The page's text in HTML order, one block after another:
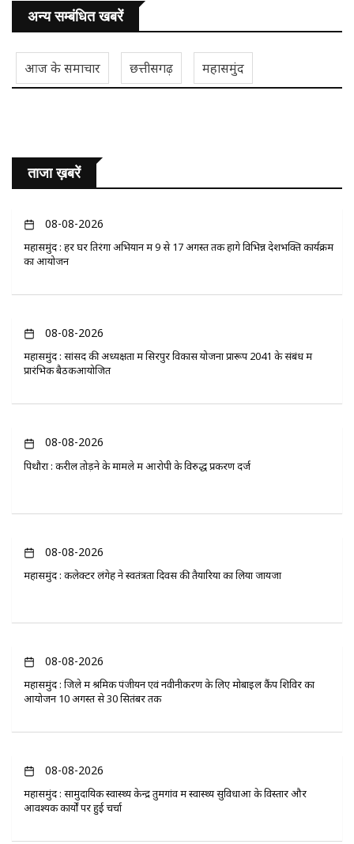
अन्य सम्बंधित खबरें
आज के समाचार छत्तीसगढ़ महासमुंद
ताजा ख़बरें
08-08-2026
महासमुंद : हर घर तिरंगा अभियान में 9 से 17 अगस्त तक होंगे विभिन्न देशभक्ति कार्यक्रम
का आयोजन
08-08-2026
महासमुंद : सांसद की अध्यक्षता में सिरपुर विकास योजना प्रारूप 2041 के संबंध में
प्रारंभिक बैठकआयोजित
08-08-2026
पिथौरा : करील तोड़ने के मामले में आरोपी के विरुद्ध प्रकरण दर्ज
08-08-2026
महासमुंद : कलेक्टर लंगेह ने स्वतंत्रता दिवस की तैयारियों का लिया जायजा
08-08-2026
महासमुंद : जिले में श्रमिक पंजीयन एवं नवीनीकरण के लिए मोबाइल कैंप शिविर का
आयोजन 10 अगस्त से 30 सितंबर तक
08-08-2026
महासमुंद : सामुदायिक स्वास्थ्य केन्द्र तुमगांव में स्वास्थ्य सुविधाओं के विस्तार और
आवश्यक कार्यों पर हुई चर्चा